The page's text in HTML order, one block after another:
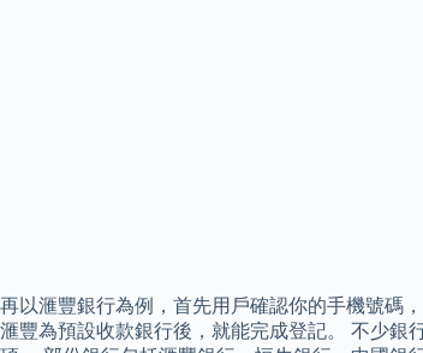
再以滙豐銀行為例，首先用戶確認你的手機號碼
滙豐為預設收款銀行後，就能完成登記。 不少銀